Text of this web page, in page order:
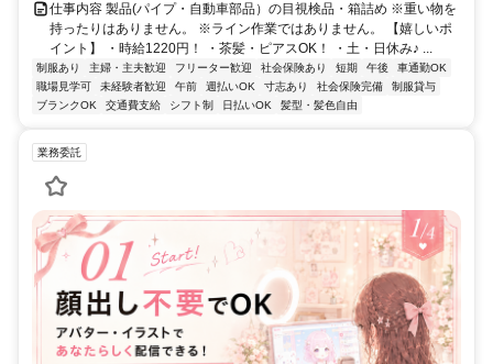
仕事内容 製品(パイプ・自動車部品）の目視検品・箱詰め ※重い物を
持ったりはありません。 ※ライン作業ではありません。 【嬉しいポ
イント】 ・時給1220円！ ・茶髪・ピアスOK！ ・土・日休み♪ ...
制服あり 主婦・主夫歓迎 フリーター歓迎 社会保険あり 短期 午後
車通勤OK
職場見学可
未経験者歓迎 午前 週払いOK 寸志あり 社会保険完備
制服貸与
ブランクOK
交通費支給 シフト制 日払いOK 髪型・髪色自由
業務委託